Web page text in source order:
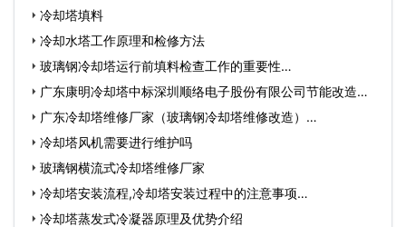
冷却塔填料
冷却水塔工作原理和检修方法
玻璃钢冷却塔运行前填料检查工作的重要性…
广东康明冷却塔中标深圳顺络电子股份有限公司节能改造工
程…广东冷却塔维修厂家（玻璃钢冷却塔维修改造）…
冷却塔风机需要进行维护吗
玻璃钢横流式冷却塔维修厂家
冷却塔安装流程,冷却塔安装过程中的注意事项…
冷却塔蒸发式冷凝器原理及优势介绍